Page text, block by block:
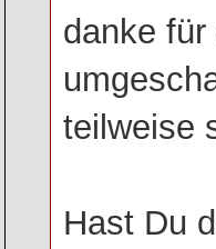
danke
teilweise
Hast Du